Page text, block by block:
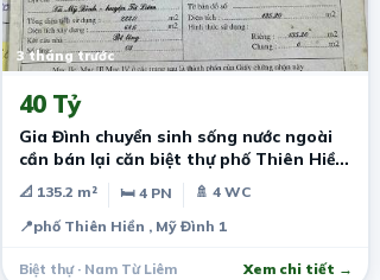
3 tháng trước
40 Tỷ
Gia Đình chuyển sinh sống nước ngoài
cần bán lại căn biệt thự phố Thiên Hiền
MĐ
📐 135.2 m² 🛏 4 PN
🚿 4 WC
📍phố Thiên Hiền , Mỹ Đình 1
Biệt thự · Nam Từ Liêm Xem chi tiết →